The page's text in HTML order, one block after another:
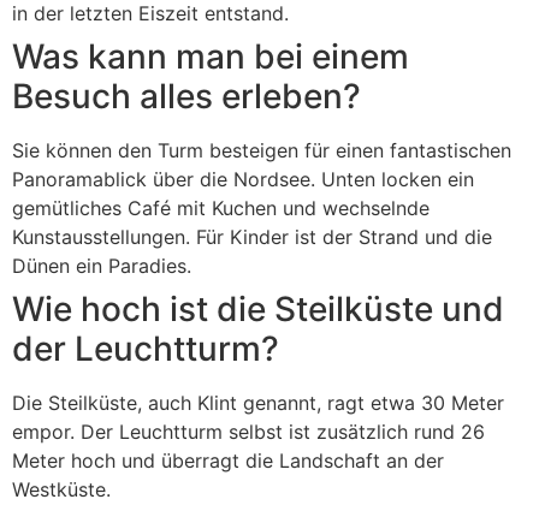
in der letzten Eiszeit entstand.
Was kann man bei einem
Besuch alles erleben?
Sie können den Turm besteigen für einen fantastischen
Panoramablick über die Nordsee. Unten locken ein
gemütliches Café mit Kuchen und wechselnde
Kunstausstellungen. Für Kinder ist der Strand und die
Dünen ein Paradies.
Wie hoch ist die Steilküste und
der Leuchtturm?
Die Steilküste, auch Klint genannt, ragt etwa 30 Meter
empor. Der Leuchtturm selbst ist zusätzlich rund 26
Meter hoch und überragt die Landschaft an der
Westküste.